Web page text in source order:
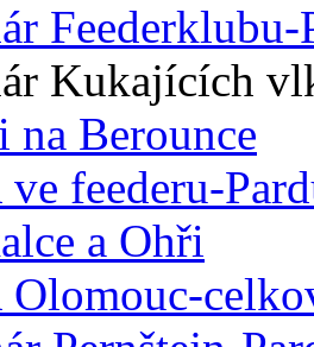
Kukajících
na Berounce
feederu-
a Ohři